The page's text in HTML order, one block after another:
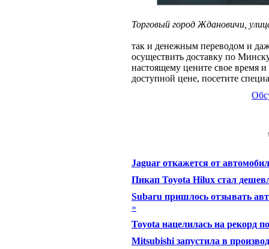
Торговый город Ждановичи,
так и денежным переводом и
осуществить доставку по
настоящему цените свое время
доступной цене, посетите
Jaguar откажется от
Пикап Toyota Hilux стал
Subaru пришлось отзывать
»
Toyota нацелилась на рекорд
Mitsubishi запустила в